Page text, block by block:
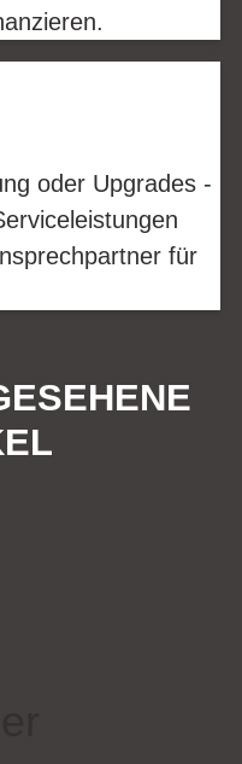
oder Upgrades -
für